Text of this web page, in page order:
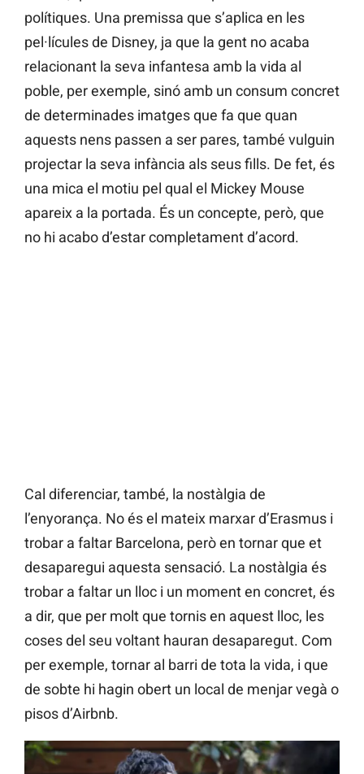
polítiques. Una premissa que s’aplica en les
pel·lícules de Disney, ja que la gent no acaba
relacionant la seva infantesa amb la vida al
poble, per exemple, sinó amb un consum concret
de determinades imatges que fa que quan
aquests nens passen a ser pares, també vulguin
projectar la seva infància als seus fills. De fet, és
una mica el motiu pel qual el Mickey Mouse
apareix a la portada. És un concepte, però, que
no hi acabo d’estar completament d’acord.
Cal diferenciar, també, la nostàlgia de
l’enyorança. No és el mateix marxar d’Erasmus i
trobar a faltar Barcelona, però en tornar que et
desaparegui aquesta sensació. La nostàlgia és
trobar a faltar un lloc i un moment en concret, és
a dir, que per molt que tornis en aquest lloc, les
coses del seu voltant hauran desaparegut. Com
per exemple, tornar al barri de tota la vida, i que
de sobte hi hagin obert un local de menjar vegà o
pisos d’Airbnb.